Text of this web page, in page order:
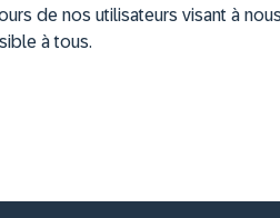
de nos utilisateurs visant à
à tous.